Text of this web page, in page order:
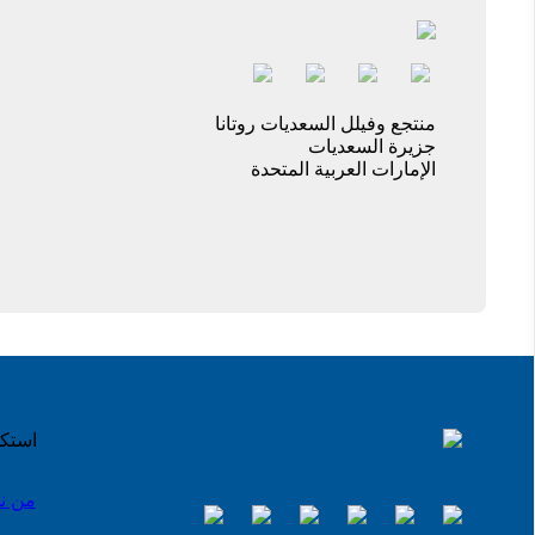
منتجع وفيلل السعديات روتانا
جزيرة السعديات
الإمارات العربية المتحدة
من